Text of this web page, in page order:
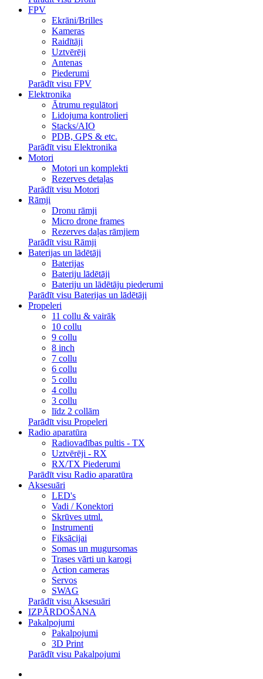
FPV
Ekrāni/Brilles
Kameras
Raidītāji
Uztvērēji
Antenas
Piederumi
Parādīt visu FPV
Elektronika
Ātrumu regulātori
Lidojuma kontrolieri
Stacks/AIO
PDB, GPS & etc.
Parādīt visu Elektronika
Motori
Motori un komplekti
Rezerves detaļas
Parādīt visu Motori
Rāmji
Dronu rāmji
Micro drone frames
Rezerves daļas rāmjiem
Parādīt visu Rāmji
Baterijas un lādētāji
Baterijas
Bateriju lādētāji
Bateriju un lādētāju piederumi
Parādīt visu Baterijas un lādētāji
Propeleri
11 collu & vairāk
10 collu
9 collu
8 inch
7 collu
6 collu
5 collu
4 collu
3 collu
līdz 2 collām
Parādīt visu Propeleri
Radio aparatūra
Radiovadības pultis - TX
Uztvērēji - RX
RX/TX Piederumi
Parādīt visu Radio aparatūra
Aksesuāri
LED's
Vadi / Konektori
Skrūves utml.
Instrumenti
Fiksācijai
Somas un mugursomas
Trases vārti un karogi
Action cameras
Servos
SWAG
Parādīt visu Aksesuāri
IZPĀRDOŠANA
Pakalpojumi
Pakalpojumi
3D Print
Parādīt visu Pakalpojumi